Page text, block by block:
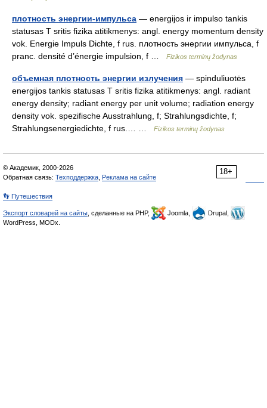
плотность энергии-импульса — energijos ir impulso tankis
statusas T sritis fizika atitikmenys: angl. energy momentum density
vok. Energie Impuls Dichte, f rus. плотность энергии импульса, f
pranc. densité d’énergie impulsion, f …
Fizikos terminų žodynas
объемная плотность энергии излучения — spinduliuotės
energijos tankis statusas T sritis fizika atitikmenys: angl. radiant
energy density; radiant energy per unit volume; radiation energy
density vok. spezifische Ausstrahlung, f; Strahlungsdichte, f;
Strahlungsenergiedichte, f rus.… …
Fizikos terminų žodynas
18+
© Академик, 2000-2026
Обратная связь: Техподдержка Реклама на сайте
👣 Путешествия
Экспорт словарей на сайты , сделанные на PHP, Joomla,
Drupal,
WordPress, MODx.